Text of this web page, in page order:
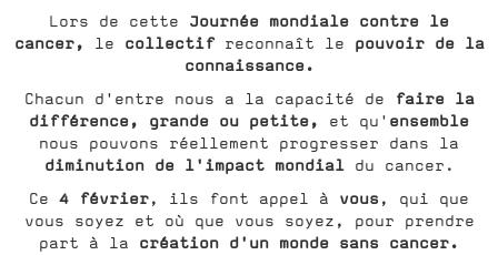
Lors de cette Journée mondiale contre le
cancer, le collectif reconnaît le pouvoir de la
connaissance.
Chacun d'entre nous a la capacité de
faire la
différence, grande ou petite,
et qu' ensemble
nous pouvons réellement progresser dans la
diminution de l'impact mondial
du cancer.
Ce 4 février, ils font appel à vous, qui que
vous soyez et où que vous soyez, pour prendre
part à la création d'un monde sans cancer.